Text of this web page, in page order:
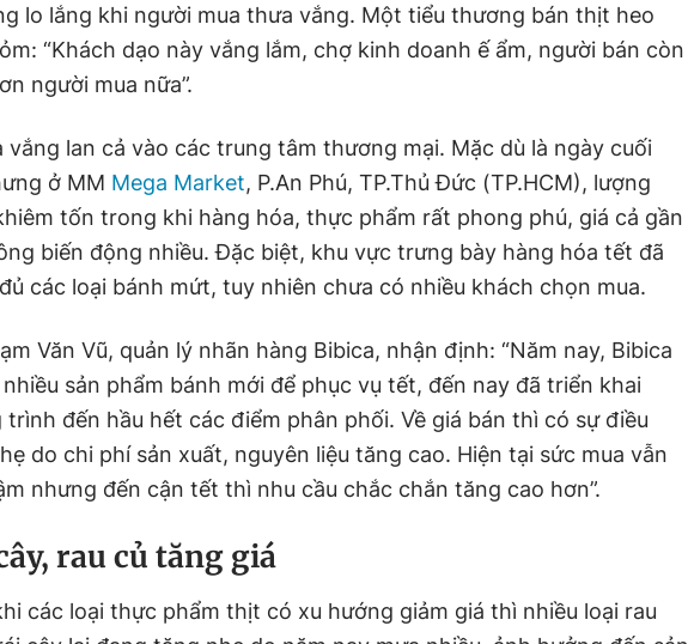
lo lắng khi người mua thưa vắng. Một tiểu thương bán thịt heo
“Khách dạo này vắng lắm, chợ kinh doanh ế ẩm, người bán còn
người mua nữa”.
vắng lan cả vào các trung tâm thương mại. Mặc dù là ngày cuối
ở MM Mega Market, P.An Phú, TP.Thủ Đức (TP.HCM), lượng
tốn trong khi hàng hóa, thực phẩm rất phong phú, giá cả gần
biến động nhiều. Đặc biệt, khu vực trưng bày hàng hóa tết đã
các loại bánh mứt, tuy nhiên chưa có nhiều khách chọn mua.
Văn Vũ, quản lý nhãn hàng Bibica, nhận định: “Năm nay, Bibica
sản phẩm bánh mới để phục vụ tết, đến nay đã triển khai
trình đến hầu hết các điểm phân phối. Về giá bán thì có sự điều
do chi phí sản xuất, nguyên liệu tăng cao. Hiện tại sức mua vẫn
nhưng đến cận tết thì nhu cầu chắc chắn tăng cao hơn”.
rau củ tăng giá
các loại thực phẩm thịt có xu hướng giảm giá thì nhiều loại rau